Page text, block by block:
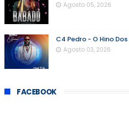
Agosto 05, 2026
C4 Pedro - O Hino Dos
Agosto 03, 2026
FACEBOOK